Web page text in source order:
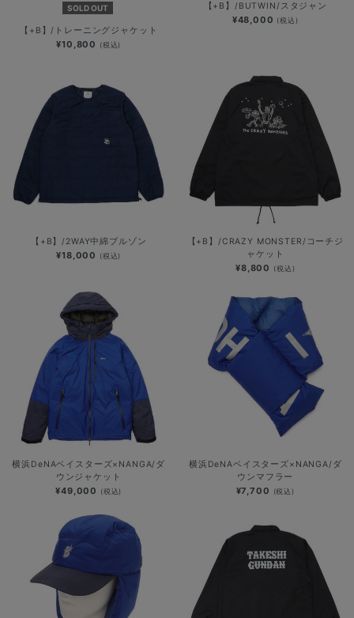
SOLD OUT
【+B】/トレーニングジャケット
¥10,800 (税込)
【+B】/BUTWIN/スタジャン
¥48,000 (税込)
【+B】/2WAY中綿ブルゾン
¥18,000 (税込)
【+B】/CRAZY MONSTER/コーチジ
ャケット
¥8,800 (税込)
横浜DeNAベイスターズ×NANGA/ダ
ウンジャケット
¥49,000 (税込)
横浜DeNAベイスターズ×NANGA/ダ
ウンマフラー
¥7,700 (税込)